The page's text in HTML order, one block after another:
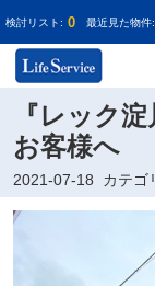
検討リスト: 0 最近見た物件:
『レック
お客様へ
2021-07-18 カテゴ